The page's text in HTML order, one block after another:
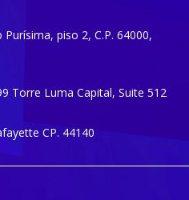
piso 2, C.P. 64000,
Torre Luma Capital, Suite 512
CP. 44140